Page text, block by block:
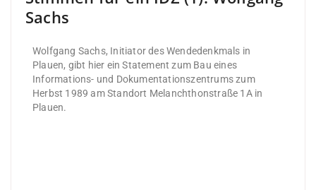
Sachs
Wolfgang Sachs, Initiator des Wendedenkmals in
Plauen, gibt hier ein Statement zum Bau eines
Informations- und Dokumentationszentrums zum
Herbst 1989 am Standort Melanchthonstraße 1A in
Plauen.